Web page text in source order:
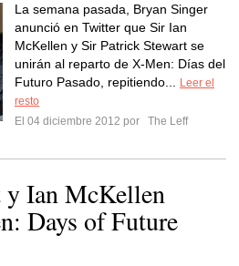
La semana pasada, Bryan Singer
anunció en Twitter que Sir Ian
McKellen y Sir Patrick Stewart se
unirán al reparto de X-Men: Días del
Futuro Pasado, repitiendo...
Leer el
resto
El 04 diciembre 2012 por
The Leff
y Ian McKellen
Days of Future